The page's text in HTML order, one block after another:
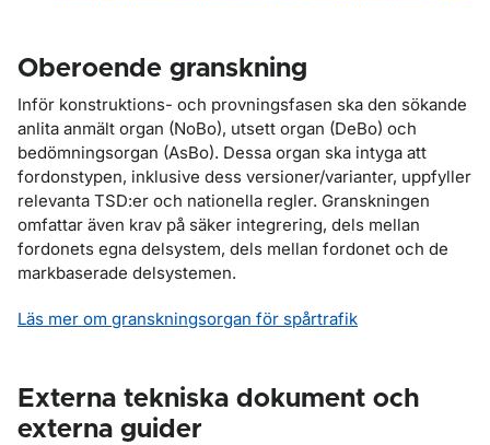
Oberoende granskning
Inför konstruktions- och provningsfasen ska den sökande
anlita anmält organ (NoBo), utsett organ (DeBo) och
bedömningsorgan (AsBo). Dessa organ ska intyga att
fordonstypen, inklusive dess versioner/varianter, uppfyller
relevanta TSD:er och nationella regler. Granskningen
omfattar även krav på säker integrering, dels mellan
fordonets egna delsystem, dels mellan fordonet och de
markbaserade delsystemen.
Läs mer om granskningsorgan för spårtrafik
Externa tekniska dokument och
externa guider